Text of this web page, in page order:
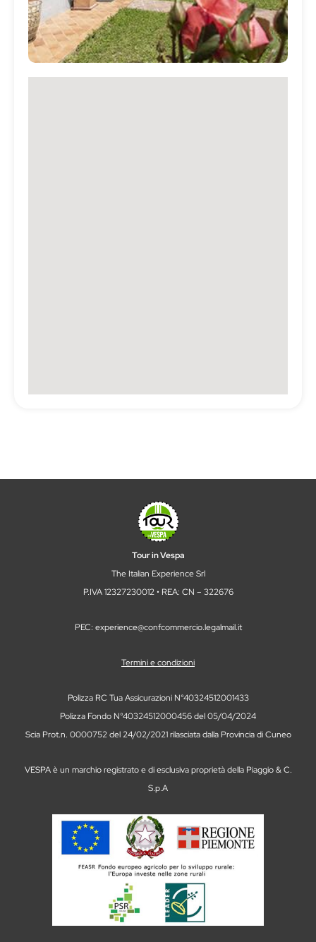
Tour in Vespa
The Italian Experience Srl
P.IVA 12327230012 • REA: CN – 322676
PEC: experience@confcommercio.legalmail.it
Termini e condizioni
Polizza RC Tua Assicurazioni N°40324512001433
Polizza Fondo N°40324512000456 del 05/04/2024
Scia Prot.n. 0000752 del 24/02/2021 rilasciata dalla Provincia di Cuneo
VESPA è un marchio registrato e di esclusiva proprietà della Piaggio & C.
S.p.A